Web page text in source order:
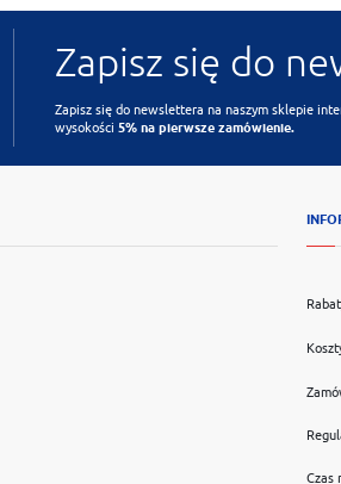
Zapisz się do
Zapisz się do newslettera na naszym sklepie
wysokości5% na pierwsze zamówienie.
Czas